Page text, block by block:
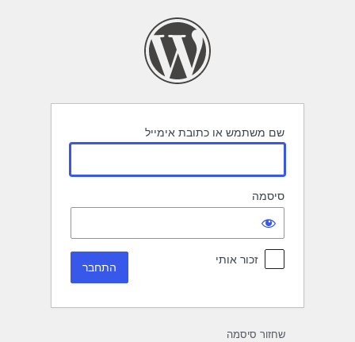
שם משתמש או כתובת אימייל
סיסמה
זכור אותי
שחזור סיסמה